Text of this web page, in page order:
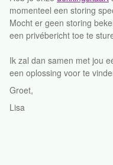
momenteel een storing
Mocht er geen storing
een privébericht toe te
Ik zal dan samen met jou
een oplossing voor te
Groet,
Lisa